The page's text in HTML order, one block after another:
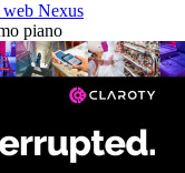
Nexus
piano